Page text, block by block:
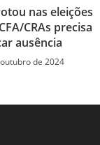
nas eleições
CRAs precisa
ausência
de 2024